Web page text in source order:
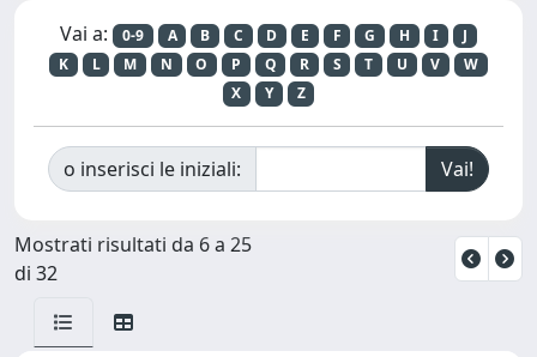
Vai a: 0-9 A B C D E F G H I
J
K
L M N O P Q R S T U V
W
X
Y Z
o inserisci le iniziali:
Mostrati risultati da 6 a 25
di 32